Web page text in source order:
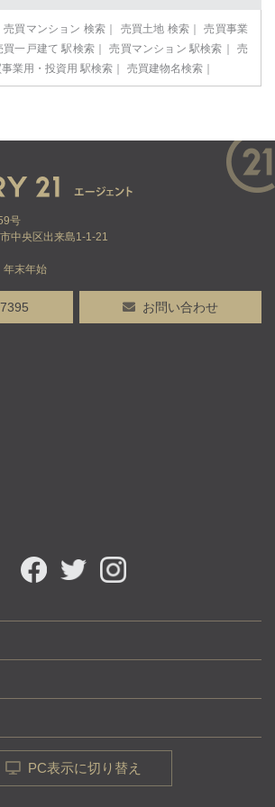
売買マンション 検索 売買土地 検索
売買事業
買一戸建て 駅検索 売買マンション 駅検索
売
業用・投資用 駅検索 売買建物名検索
号
中央区出来島1-1-21
年末年始
お問い合わせ
PC表示に切り替え